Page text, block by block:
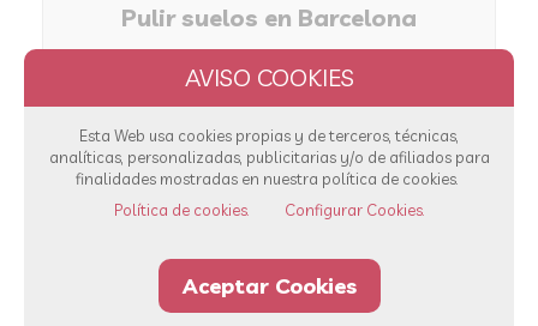
Pulir suelos en Barcelona
Ver todos los servicios
93 232 00 42 Whatsapp
Esta Web usa cookies propias y de terceros, técnicas,
analíticas, personalizadas, publicitarias y/o de afiliados para
finalidades mostradas en nuestra política de cookies.
Política de cookies.
Configurar Cookies.
Aceptar Cookies